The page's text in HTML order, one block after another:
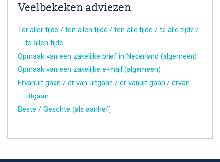
Veelbekeken adviezen
Ter aller tijde / ten allen tijde / ten alle tijde / te alle tijde /
te allen tijde
Opmaak van een zakelijke brief in Nederland (algemeen)
Opmaak van een zakelijke e-mail (algemeen)
Ervanuit gaan / er van uitgaan / er vanuit gaan / ervan
uitgaan
Beste / Geachte (als aanhef)